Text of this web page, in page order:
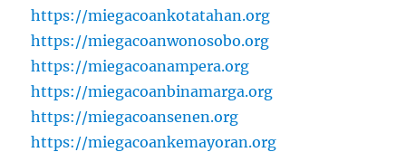
https://miegacoankotatahan.org
https://miegacoanwonosobo.org
https://miegacoanampera.org
https://miegacoanbinamarga.org
https://miegacoansenen.org
https://miegacoankemayoran.org